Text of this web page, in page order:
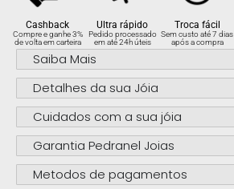
Cashback
Compre e ganhe 3%
de volta em carteira
Ultra rápido
Pedido processado
em até 24h úteis
Troca fácil
Sem custo até 7 dias
após a compra
Saiba Mais
Detalhes da sua Jóia
Cuidados com a sua jóia
Garantia Pedranel Joias
Metodos de pagamentos